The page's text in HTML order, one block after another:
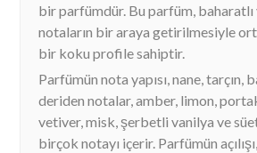
bir parfümdür. Bu parfüm, baharatlı
notaların bir araya getirilmesiyle
bir koku profile sahiptir.
Parfümün nota yapısı, nane, tarçın,
deriden notalar, amber, limon,
vetiver, misk, şerbetli vanilya ve
birçok notayı içerir. Parfümün